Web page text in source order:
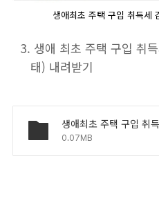
생애최초 주택 구입 취득세
생애 최초 주택 구입 취
태) 내려받기
생애최초 주택 구입 취
0.07MB